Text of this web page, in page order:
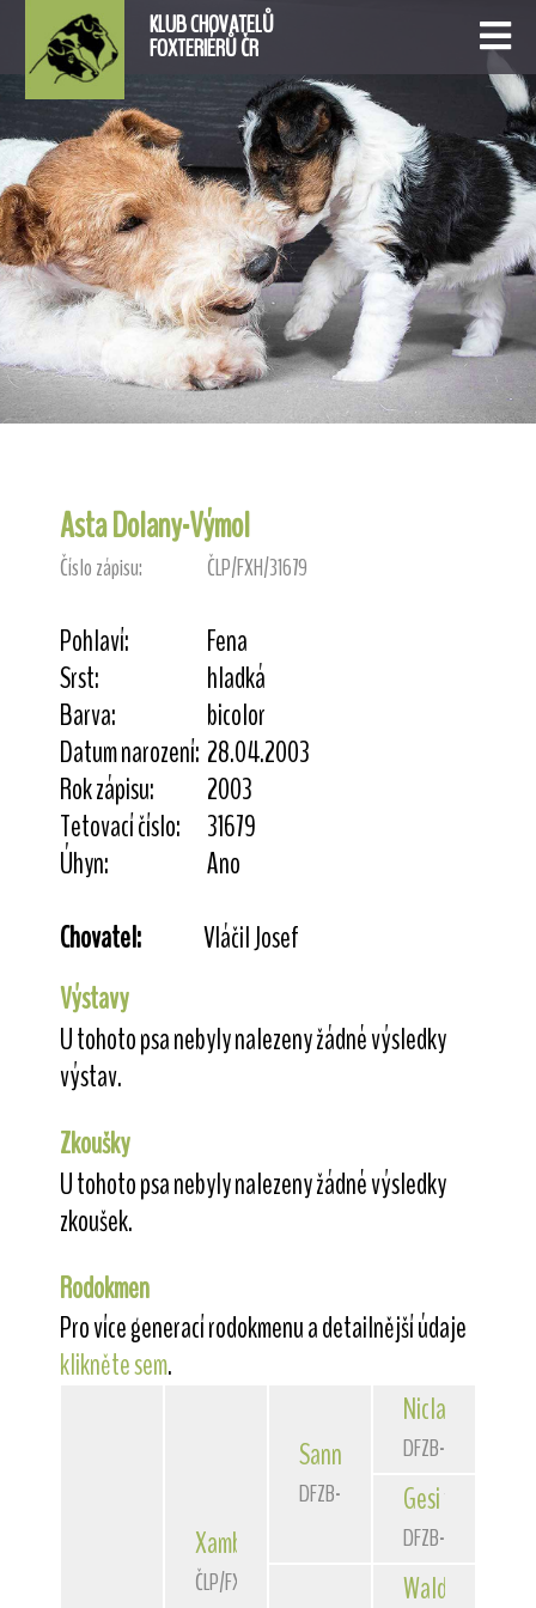
KLUB CHOVATELŮ
FOXTERIÉRŮ ČR
Asta Dolany-Výmol
Číslo zápisu: ČLP/FXH/31679
Pohlaví:
Fena
Srst:
hladká
Barva:
bicolor
Datum narození: 28.04.2003
Rok zápisu:
2003
Tetovací číslo:
31679
Úhyn:
Ano
Chovatel:
Vláčil Josef
Výstavy
U tohoto psa nebyly nalezeny žádné výsledky
výstav.
Zkoušky
U tohoto psa nebyly nalezeny žádné výsledky
zkoušek.
Rodokmen
Pro více generací rodokmenu a detailnější údaje
klikněte sem.
Xambo
ČLP/FXH/29662
Sannio von der
DFZB-93 1588
Niclas
DFZB-90 3172
Gesi
DFZB-91 1307
Waldschrat